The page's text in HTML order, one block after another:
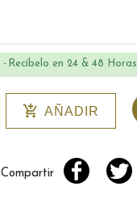
Recíbelo en 24 & 48 Horas
add_shopping_cart AÑADIR
Compartir